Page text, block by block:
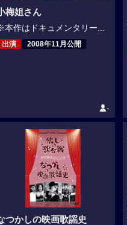
梅姐さん
本作はドキュメンタリー...
出演 2008年11月公開
-
つかしの映画歌謡史